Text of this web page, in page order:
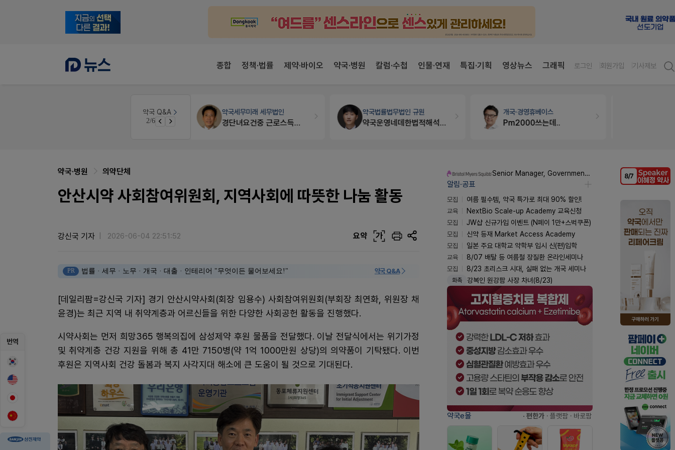
종합 정책·법률 제약·바이오 약국·병원 칼럼·수첩 인물·연재 특집·기획 영상뉴스 그래픽 로그인 회원가입 기사제보
약국 Q&A
3/6 약국 개국 대출 어떻게 받아야할지 어렵습니다
약국세무미래 세무법인
경단녀요건중 근로스득원천징수액
약국법률법무법인 규원
약국운영네데한법적해석응구함
개국·경영휴베이스
Pm2000쓰는데..
번역
약국·병원 의약단체
안산시약 사회참여위원회, 지역사회에 따뜻한 나눔 활동
강신국 기자 2026-06-04 22:51:52 요약 가
PR 법률 · 세무 · 노무 · 개국 · 대출 · 인테리어 "무엇이든 물어보세요!" 약국 Q&A
[데일리팜=강신국 기자] 경기 안산시약사회(회장 임용수) 사회참여위원회(부회장 최연화, 위원장 채
윤경)는 최근 지역 내 취약계층과 어르신들을 위한 다양한 사회공헌 활동을 진행했다.
시약사회는 먼저 희망365 행복의집에 삼성제약 후원 물품을 전달했다. 이날 전달식에서는 위기가정
및 취약계층 건강 지원을 위해 총 41만 7150병(약 1억 1000만원 상당)의 의약품이 기탁됐다. 이번
후원은 지역사회 건강 돌봄과 복지 사각지대 해소에 큰 도움이 될 것으로 기대된다.
Senior Manager, Government Affairs & External Liaison (Permanent)
알림·공표
모집
여름 필수템, 약국 특가로 최대 90% 할인!
교육
NextBio Scale-up Academy 교육신청
모집
JW샵 신규가입 이벤트 (N페이 1만+스벅쿠폰)
모집
신약 등재 Market Access Academy
모집
일본 주요 대학교 약학부 입시 신(편)입학
교육
8/07 배탈 등 여름철 장질환 온라인세미나
모집
8/23 초리스크 시대, 실패 없는 개국 세미나
화촉 강복인 원강팜 사장 차녀(8/23)
약국e몰 · 편한가 · 플랫팜 · 바로팜